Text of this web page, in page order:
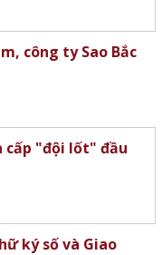
công ty Sao Bắc
cấp "đội lốt" đầu
ký số và Giao